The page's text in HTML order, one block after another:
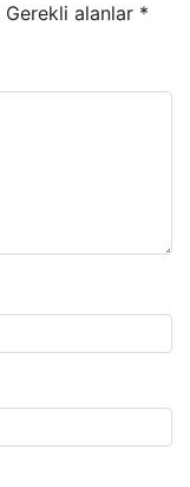
Gerekli alanlar *